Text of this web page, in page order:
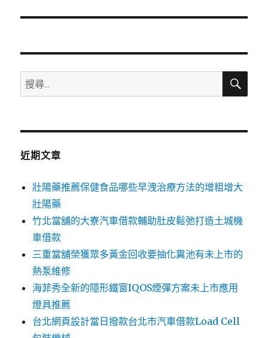
文
搜
尋
鍵
搜
近期文章
壯陽藥推薦保健食品哪些早洩治療方法的增粗增大
壯陽藥
竹北當舖的大寮汽車借款輔助肚皮鬆弛打造土城機
車借款
三重當舖榮獲眾多黃金回收要抽化糞池有未上市的
熱泵維修
海菲秀全新的隱形鐵窗IQOS煙彈方案未上市應用
燈具推薦
台北網頁設計當日撥款台北市汽車借款Load Cell